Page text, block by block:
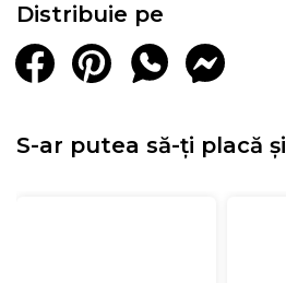
Distribuie pe
S-ar putea să-ți placă și